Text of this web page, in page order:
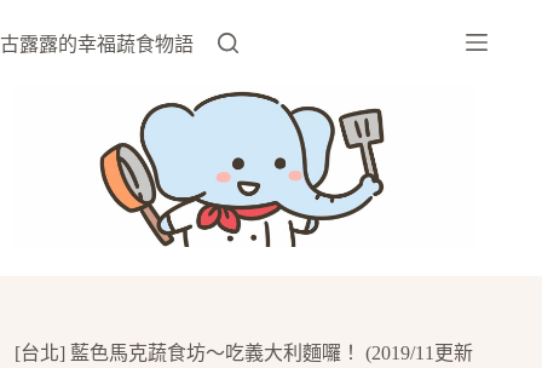
至
古露露的幸福蔬食物語
[台北] 藍色馬克蔬食坊～吃義大利麵囉！ (2019/11更新